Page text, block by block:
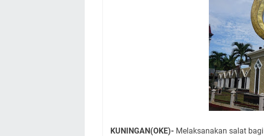
KUNINGAN(OKE)- Melaksanakan salat